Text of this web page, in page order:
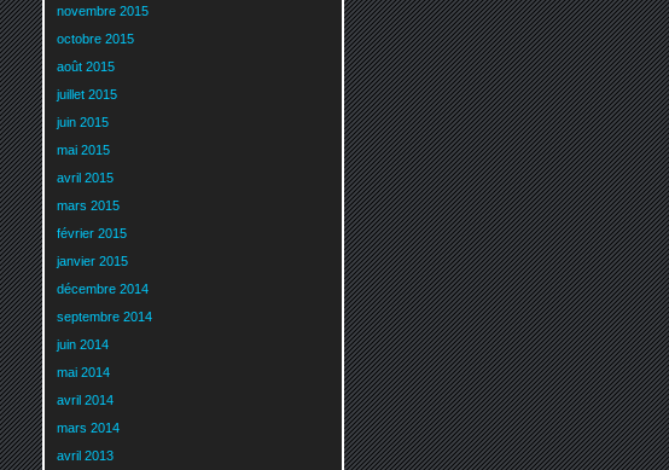
novembre 2015
octobre 2015
août 2015
juillet 2015
juin 2015
mai 2015
avril 2015
mars 2015
février 2015
janvier 2015
décembre 2014
septembre 2014
juin 2014
mai 2014
avril 2014
mars 2014
avril 2013